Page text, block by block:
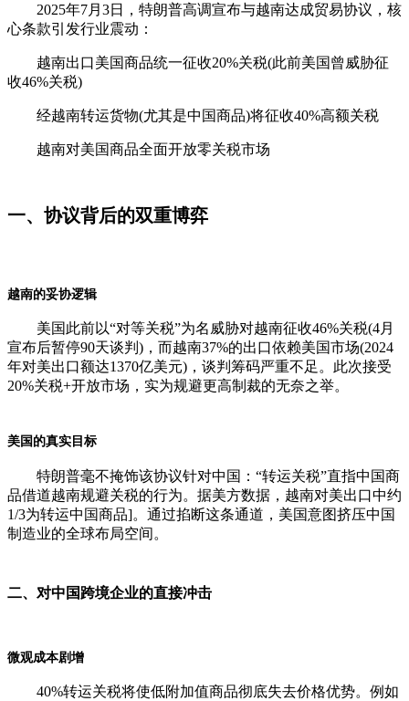
2025年7月3日，特朗普高调宣布与越南达成贸易协议，核
心条款引发行业震动：
越南出口美国商品统一征收20%关税(此前美国曾威胁征
收46%关税)
经越南转运货物(尤其是中国商品)将征收40%高额关税
越南对美国商品全面开放零关税市场
一、协议背后的双重博弈
越南的妥协逻辑
美国此前以“对等关税”为名威胁对越南征收46%关税(4月
宣布后暂停90天谈判)，而越南37%的出口依赖美国市场(2024
年对美出口额达1370亿美元)，谈判筹码严重不足。此次接受
20%关税+开放市场，实为规避更高制裁的无奈之举。
美国的真实目标
特朗普毫不掩饰该协议针对中国：“转运关税”直指中国商
品借道越南规避关税的行为。据美方数据，越南对美出口中约
1/3为转运中国商品]。通过掐断这条通道，美国意图挤压中国
制造业的全球布局空间。
二、对中国跨境企业的直接冲击
微观成本剧增
40%转运关税将使低附加值商品彻底失去价格优势。例如